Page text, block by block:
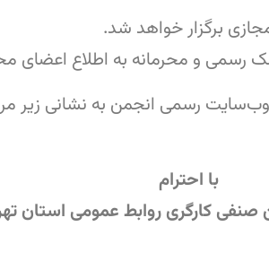
برگزار خواهد شد.
رسمی و محرمانه به اطلاع اعضای
رسمی انجمن به نشانی زیر
با احترام
کارگری روابط عمومی استان